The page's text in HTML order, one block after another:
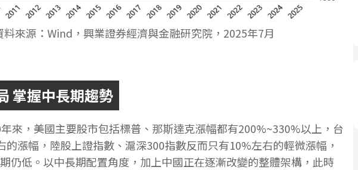
料來源：Wind，興業證券經濟與金融研究院，2025年7月
掌握中長期趨勢
來，美國主要股市包括標普、那斯達克漲幅都有200%~330%以上，台
的漲幅，陸股上證指數、滬深300指數反而只有10%左右的輕微漲幅，
仍低。以中長期配置角度，加上中國正在逐漸改變的整體架構，此時